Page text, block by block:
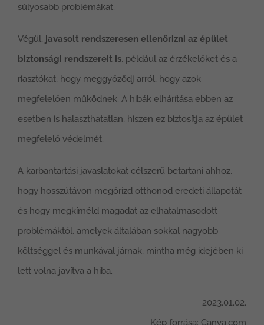
súlyosabb problémákat.
Végül, javasolt rendszeresen ellenőrizni az épület
biztonsági rendszereit is, például az érzékelőket és a
riasztókat, hogy meggyőződj arról, hogy azok
megfelelően működnek. A hibák elhárítása ebben az
esetben is halaszthatatlan, hiszen ez biztosítja az épület
megfelelő védelmét.
A karbantartási javaslatokat célszerű betartani ahhoz,
hogy hosszútávon megőrizd otthonod eredeti állapotát
és hogy megkíméld magadat az elhatalmasodott
problémáktól, amelyek általában sokkal nagyobb
költséggel és munkával járnak, mintha még idejében ki
lett volna javítva a hiba.
2023.01.02.
Kép forrása: Canva.com